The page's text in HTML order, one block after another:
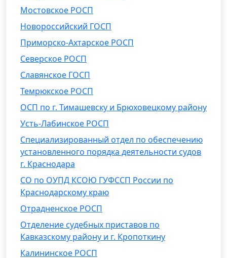
Мостовское РОСП
Новороссийский ГОСП
Приморско-Ахтарское РОСП
Северское РОСП
Славянское ГОСП
Темрюкское РОСП
ОСП по г. Тимашевску и Брюховецкому району
Усть-Лабинское РОСП
Специализированный отдел по обеспечению
установленного порядка деятельности судов
г. Краснодара
СО по ОУПД КСОЮ ГУФССП России по
Краснодарскому краю
Отрадненское РОСП
Отделение судебных приставов по
Кавказскому району и г. Кропоткину
Калининское РОСП